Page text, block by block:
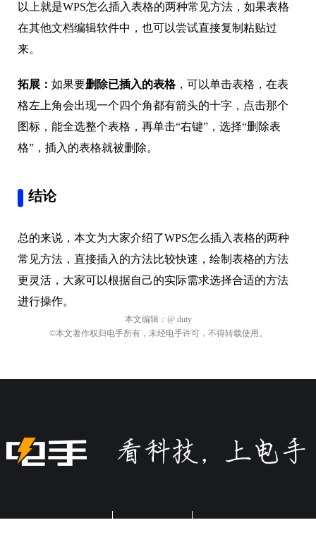
以上就是WPS怎么插入表格的两种常见方法，如果表格
在其他文档编辑软件中，也可以尝试直接复制粘贴过
来。
拓展： 如果要删除已插入的表格，可以单击表格，在表
格左上角会出现一个四个角都有箭头的十字，点击那个
图标，能全选整个表格，再单击“右键”，选择“删除表
格”，插入的表格就被删除。
结论
总的来说，本文为大家介绍了WPS怎么插入表格的两种
常见方法，直接插入的方法比较快速，绘制表格的方法
更灵活，大家可以根据自己的实际需求选择合适的方法
进行操作。
本文编辑： @ duty
©本文著作权归电手所有，未经电手许可，不得转载使用。